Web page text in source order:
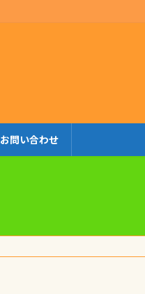
お問い合わせ